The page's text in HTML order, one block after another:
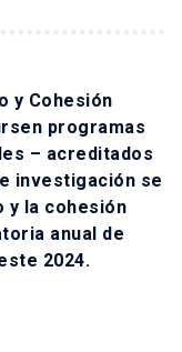
y Cohesión
programas
– acreditados
investigación se
y la cohesión
anual de
2024.